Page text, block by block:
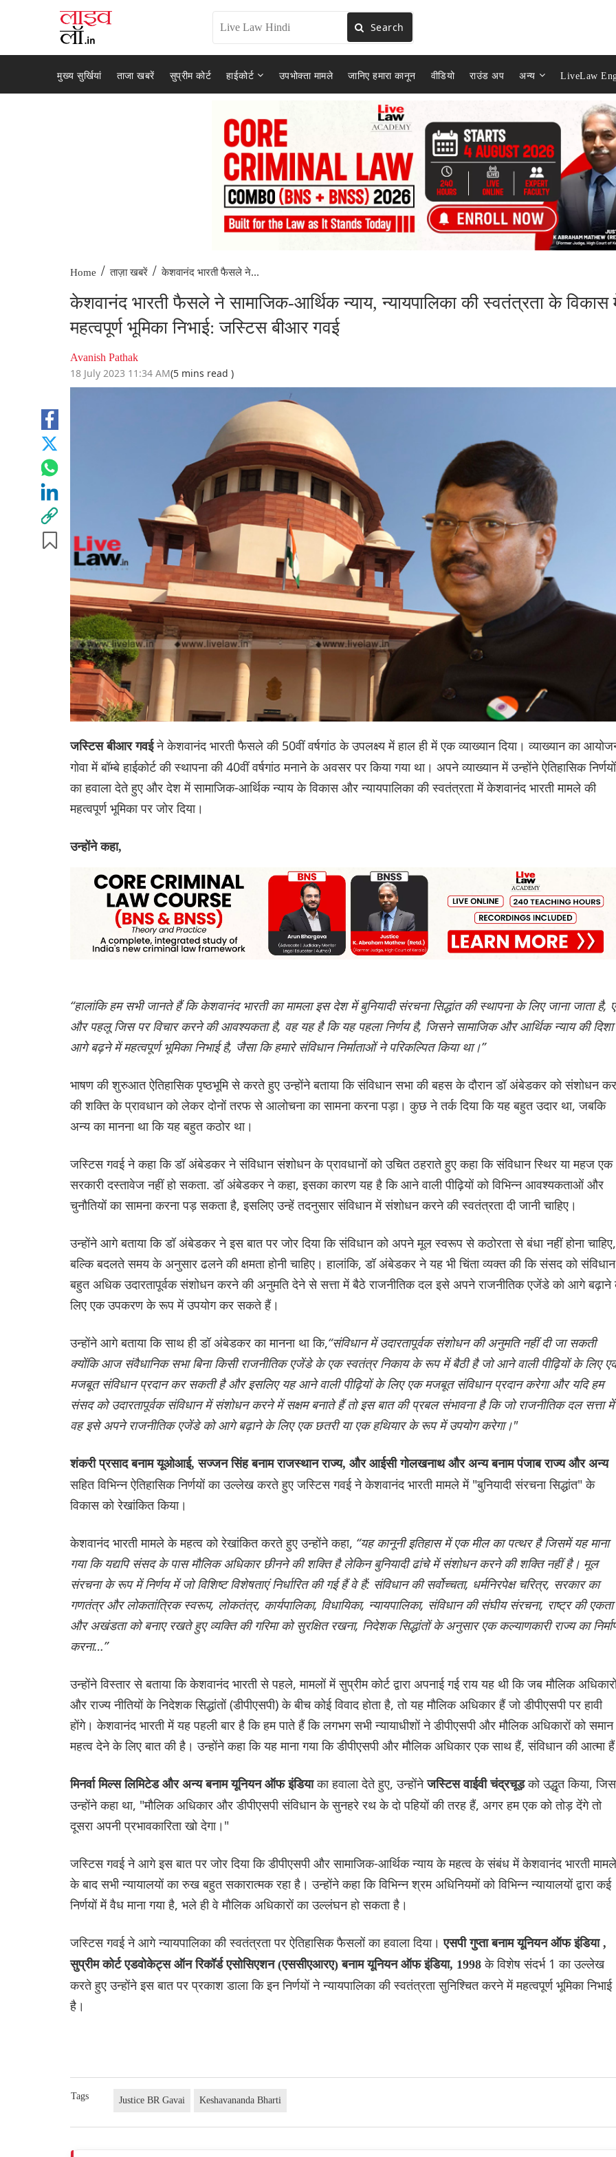
Search
मुख्य सुर्खियां ताजा खबरें सुप्रीम कोर्ट हाईकोर्ट उपभोक्ता मामले जानिए हमारा कानून वीडियो राउंड अप अन्य LiveLaw
Home / ताज़ा खबरें / केशवानंद भारती फैसले ने...
केशवानंद भारती फैसले ने सामाजिक-आर्थिक न्याय, न्यायपालिका की स्वतंत्रता के विकास
महत्वपूर्ण भूमिका निभाई: ज‌स्टिस बीआर गवई
Avanish Pathak
18 July 2023 11:34 AM(5 mins read )
जस्टिस बीआर गवईने केशवानंद भारती फैसले की 50वीं वर्षगांठ के उपलक्ष्य में हाल ही में एक व्याख्यान दिया। व्याख्यान का
गोवा में बॉम्बे हाईकोर्ट की स्थापना की 40वीं वर्षगांठ मनाने के अवसर पर किया गया था। अपने व्याख्यान में उन्होंने ऐतिहासिक निर्णयों
का हवाला देते हुए और देश में सामाजिक-आर्थिक न्याय के विकास और न्यायपालिका की स्वतंत्रता में केशवानंद भारती मामले की
महत्वपूर्ण भूमिका पर जोर दिया।
उन्होंने कहा,
“हालांकि हम सभी जानते हैं कि केशवानंद भारती का मामला इस देश में बुनियादी संरचना सिद्धांत की स्थापना के लिए जाना जाता है,
और पहलू जिस पर विचार करने की आवश्यकता है, वह यह है कि यह पहला निर्णय है, जिसने सामाजिक और आर्थिक न्याय की
आगे बढ़ने में महत्वपूर्ण भूमिका निभाई है, जैसा कि हमारे संव‌िधान निर्माताओं ने परिकल्पित किया था।”
भाषण की शुरुआत ऐतिहासिक पृष्ठभूमि से करते हुए उन्होंने बताया कि संविधान सभा की बहस के दौरान डॉ अंबेडकर को संशोधन
की शक्ति के प्रावधान को लेकर दोनों तरफ से आलोचना का सामना करना पड़ा। कुछ ने तर्क दिया कि यह बहुत उदार था, जबकि
अन्य का मानना था कि यह बहुत कठोर था।
जस्टिस गवई ने कहा कि डॉ अंबेडकर ने संविधान संशोधन के प्रावधानों को उचित ठहराते हुए कहा कि संविधान स्थिर या महज एक
सरकारी दस्तावेज नहीं हो सकता. डॉ अंबेडकर ने कहा, इसका कारण यह है कि आने वाली पीढ़ियों को विभिन्न आवश्यकताओं और
चुनौतियों का सामना करना पड़ सकता है, इसलिए उन्हें तदनुसार संविधान में संशोधन करने की स्वतंत्रता दी जानी चाहिए।
उन्होंने आगे बताया कि डॉ अंबेडकर ने इस बात पर जोर दिया कि संविधान को अपने मूल स्वरूप से कठोरता से बंधा नहीं होना चाहिए,
बल्कि बदलते समय के अनुसार ढलने की क्षमता होनी चाहिए। हालांकि, डॉ अंबेडकर ने यह भी चिंता व्यक्त की कि संसद को
बहुत अधिक उदारतापूर्वक संशोधन करने की अनुमति देने से सत्ता में बैठे राजनीतिक दल इसे अपने राजनीतिक एजेंडे को आगे
लिए एक उपकरण के रूप में उपयोग कर सकते हैं।
उन्होंने आगे बताया कि साथ ही डॉ अंबेडकर का मानना था कि,“संविधान में उदारतापूर्वक संशोधन की अनुमति नहीं दी जा सकती
क्योंकि आज संवैधानिक सभा बिना किसी राजनीतिक एजेंडे के एक स्वतंत्र निकाय के रूप में बैठी है जो आने वाली पीढ़ियों के लिए
मजबूत संविधान प्रदान कर सकती है और इसलिए यह आने वाली पीढ़ियों के लिए एक मजबूत संविधान प्रदान करेगा और यदि हम
संसद को उदारतापूर्वक संविधान में संशोधन करने में सक्षम बनाते हैं तो इस बात की प्रबल संभावना है कि जो राजनीतिक दल सत्ता
वह इसे अपने राजनीतिक एजेंडे को आगे बढ़ाने के लिए एक छतरी या एक हथियार के रूप में उपयोग करेगा।"
शंकरी प्रसाद बनाम यूओआई, सज्जन सिंह बनाम राजस्थान राज्य, और आईसी गोलखनाथ और अन्य बनाम पंजाब राज्य और अन्य
सहित विभिन्न ऐतिहासिक निर्णयों का उल्लेख करते हुए जस्टिस गवई ने केशवानंद भारती मामले में "बुनियादी संरचना सिद्धांत" के
विकास को रेखांकित किया।
केशवानंद भारती मामले के महत्व को रेखांकित करते हुए उन्होंने कहा, “यह कानूनी इतिहास में एक मील का पत्थर है जिसमें यह माना
गया कि यद्यपि संसद के पास मौलिक अधिकार छीनने की शक्ति है लेकिन बुनियादी ढांचे में संशोधन करने की शक्ति नहीं है। मूल
संरचना के रूप में निर्णय में जो विशिष्ट विशेषताएं निर्धारित की गई हैं वे हैं: संविधान की सर्वोच्चता, धर्मनिरपेक्ष चरित्र, सरकार का
गणतंत्र और लोकतांत्रिक स्वरूप, लोकतंत्र, कार्यपालिका, विधायिका, न्यायपालिका, संविधान की संघीय संरचना, राष्ट्र की एकता
और अखंडता को बनाए रखते हुए व्यक्ति की गरिमा को सुरक्षित रखना, निदेशक सिद्धांतों के अनुसार एक कल्याणकारी राज्य का
करना…”
उन्होंने विस्तार से बताया कि केशवानंद भारती से पहले, मामलों में सुप्रीम कोर्ट द्वारा अपनाई गई राय यह थी कि जब मौलिक
और राज्य नीतियों के निदेशक सिद्धांतों (डीपीएसपी) के बीच कोई विवाद होता है, तो यह मौलिक अधिकार हैं जो डीपीएसपी पर हावी
होंगे। केशवानंद भारती में यह पहली बार है कि हम पाते हैं कि लगभग सभी न्यायाधीशों ने डीपीएसपी और मौलिक अधिकारों को समान
महत्व देने के लिए बात की है। उन्होंने कहा कि यह माना गया कि डीपीएसपी और मौलिक अधिकार एक साथ हैं, संविधान की आत्मा
मिनर्वा मिल्स लिमिटेड और अन्य बनाम यूनियन ऑफ इंडियाका हवाला देते हुए, उन्होंनेजस्टिस वाईवी चंद्रचूड़को उद्धृत किया,
उन्होंने कहा था, "मौलिक अधिकार और डीपीएसपी संविधान के सुनहरे रथ के दो पहियों की तरह हैं, अगर हम एक को तोड़ देंगे तो
दूसरा अपनी प्रभावकारिता खो देगा।"
जस्टिस गवई ने आगे इस बात पर जोर दिया कि डीपीएसपी और सामाजिक-आर्थिक न्याय के महत्व के संबंध में केशवानंद भारती मामले
के बाद सभी न्यायालयों का रुख बहुत सकारात्मक रहा है। उन्होंने कहा कि विभिन्न श्रम अधिनियमों को विभिन्न न्यायालयों द्वारा कई
निर्णयों में वैध माना गया है, भले ही वे मौलिक अधिकारों का उल्लंघन हो सकता है।
जस्टिस गवई ने आगे न्यायपालिका की स्वतंत्रता पर ऐतिहासिक फैसलों का हवाला दिया।एसपी गुप्ता बनाम यूनियन ऑफ इंडिया ,
सुप्रीम कोर्ट एडवोकेट्स ऑन रिकॉर्ड एसोसिएशन (एससीएआरए) बनाम यूनियन ऑफ इंडिया, 1998के विशेष संदर्भ 1 का उल्लेख
करते हुए उन्होंने इस बात पर प्रकाश डाला कि इन निर्णयों ने न्यायपालिका की स्वतंत्रता सुनिश्चित करने में महत्वपूर्ण भूमिका निभाई
है।
Tags Justice BR Gavai Keshavananda Bharti